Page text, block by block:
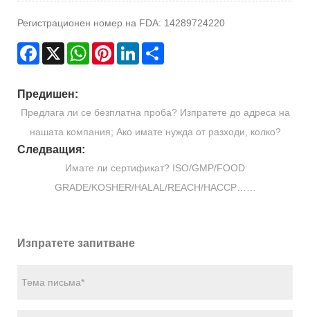
Регистрационен номер на FDA: 14289724220
Facebook
X WhatsAppPinterestLinkedIn
Предишен:
Предлага ли се безплатна проба? Изпратете до адреса на
нашата компания; Ако имате нужда от разходи, колко?
Следващия:
Имате ли сертификат? ISO/GMP/FOOD
GRADE/KOSHER/HALAL/REACH/HACCP……
Изпратете запитване